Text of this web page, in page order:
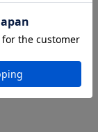
、短いアンテ
ムにはありがた